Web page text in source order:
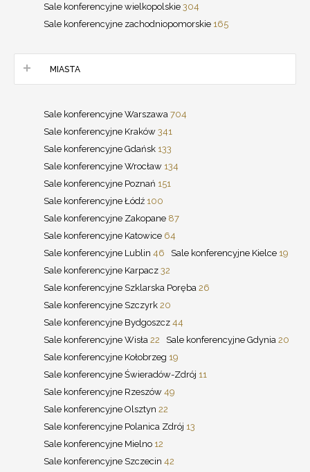
Sale konferencyjne wielkopolskie 304
Sale konferencyjne zachodniopomorskie 165
MIASTA
Sale konferencyjne Warszawa 704
Sale konferencyjne Kraków 341
Sale konferencyjne Gdańsk 133
Sale konferencyjne Wrocław 134
Sale konferencyjne Poznań 151
Sale konferencyjne Łódź 100
Sale konferencyjne Zakopane 87
Sale konferencyjne Katowice 64
Sale konferencyjne Lublin 46 Sale konferencyjne Kielce 19
Sale konferencyjne Karpacz 32
Sale konferencyjne Szklarska Poręba 26
Sale konferencyjne Szczyrk 20
Sale konferencyjne Bydgoszcz 44
Sale konferencyjne Wisła 22 Sale konferencyjne Gdynia 20
Sale konferencyjne Kołobrzeg 19
Sale konferencyjne Świeradów-Zdrój 11
Sale konferencyjne Rzeszów 49
Sale konferencyjne Olsztyn 22
Sale konferencyjne Polanica Zdrój 13
Sale konferencyjne Mielno 12
Sale konferencyjne Szczecin 42